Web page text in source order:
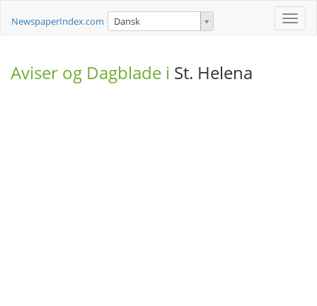
Toggle
NewspaperIndex.com Dansk
Aviser og Dagblade i St. Helena